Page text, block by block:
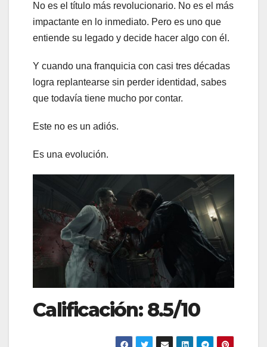
No es el título más revolucionario. No es el más
impactante en lo inmediato. Pero es uno que
entiende su legado y decide hacer algo con él.
Y cuando una franquicia con casi tres décadas
logra replantearse sin perder identidad, sabes
que todavía tiene mucho por contar.
Este no es un adiós.
Es una evolución.
Calificación: 8.5/10